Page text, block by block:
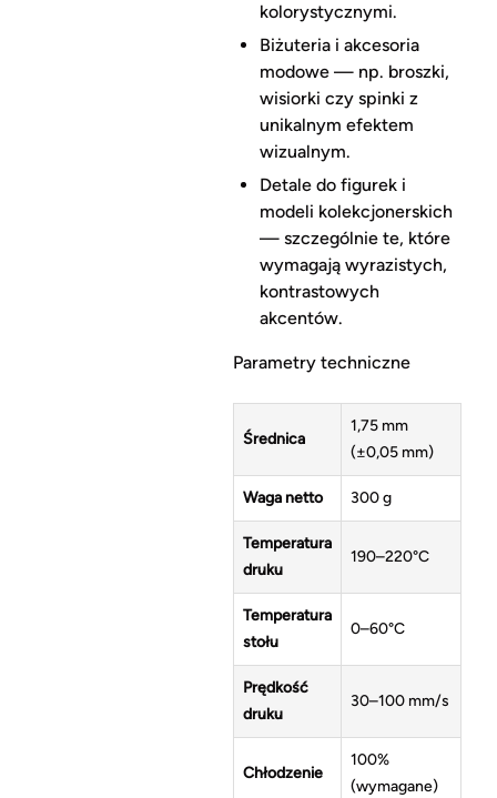
kolorystycznymi.
Biżuteria i akcesoria
modowe — np. broszki,
wisiorki czy spinki z
unikalnym efektem
wizualnym.
Detale do figurek i
modeli kolekcjonerskich
— szczególnie te, które
wymagają wyrazistych,
kontrastowych
akcentów.
Parametry techniczne
Średnica
1,75 mm
(±0,05 mm)
Waga netto 300 g
Temperatura
druku
190–220°C
Temperatura
stołu
0–60°C
Prędkość
druku
30–100 mm/s
Chłodzenie
100%
(wymagane)